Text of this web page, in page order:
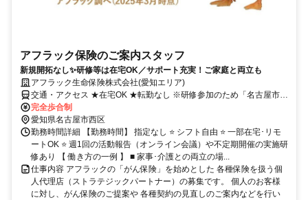
アフラック保険のご案内スタッフ
新規開拓なし✨研修等は在宅OK／サポート充実！ご家庭と両立も
アフラック生命保険株式会社(愛知エリア)
交通・アクセス ★在宅OK ★転勤なし ※研修参加のため「名古屋市西
区」への出社あり
完全歩合制
愛知県名古屋市西区
勤務時間詳細 【勤務時間】 指定なし ⭐ シフト自由 ⭐ 一部在宅･リモ
ートOK ⭐ 週1回の活動報告（オンライン会議）や不定期開催の実施研
修あり 【 働き方の一例 】 ■ 家事･介護との両立の場...
仕事内容 アフラックの「がん保険」を始めとした 各種保険を扱う個
人代理店（ストラテジックパートナー）の募集です。 個人のお客様
に対し、がん保険のご提案や 各種契約の見直しのご案内などを行い